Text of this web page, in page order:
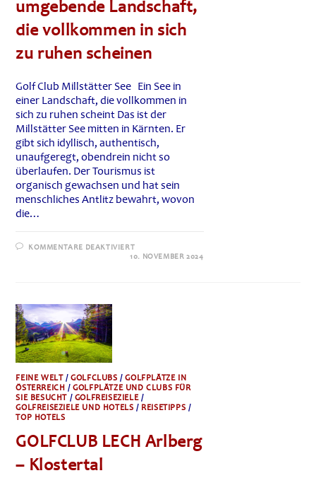
umgebende Landschaft,
die vollkommen in sich
zu ruhen scheinen
Golf Club Millstätter See Ein See in
einer Landschaft, die vollkommen in
sich zu ruhen scheint Das ist der
Millstätter See mitten in Kärnten. Er
gibt sich idyllisch, authentisch,
unaufgeregt, obendrein nicht so
überlaufen. Der Tourismus ist
organisch gewachsen und hat sein
menschliches Antlitz bewahrt, wovon
die…
KOMMENTARE DEAKTIVIERTFÜR
GOLF
IN
SICH
ZU
RUHEN
SCHEINEN
10. NOVEMBER 2024
FEINE WELT/GOLFCLUBS /GOLFPLÄTZE IN
ÖSTERREICH /GOLFPLÄTZE UND CLUBS FÜR
SIE BESUCHT / GOLFREISEZIELE/
GOLFREISEZIELE UND HOTELS / REISETIPPS /
TOP HOTELS
GOLFCLUB LECH Arlberg
– Klostertal